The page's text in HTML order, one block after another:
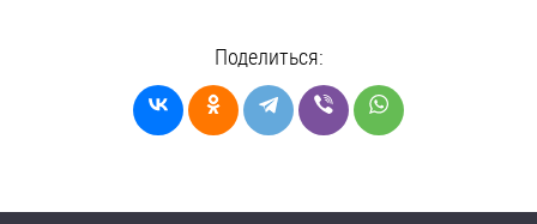
Поделиться: